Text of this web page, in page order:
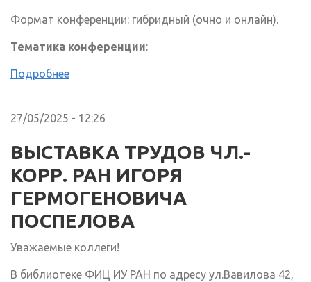
Формат конференции: гибридный (очно и онлайн).
Тематика конференции:
Подробнее
27/05/2025 - 12:26
ВЫСТАВКА ТРУДОВ ЧЛ.-
КОРР. РАН ИГОРЯ
ГЕРМОГЕНОВИЧА
ПОСПЕЛОВА
Уважаемые коллеги!
В библиотеке ФИЦ ИУ РАН по адресу ул.Вавилова 42,